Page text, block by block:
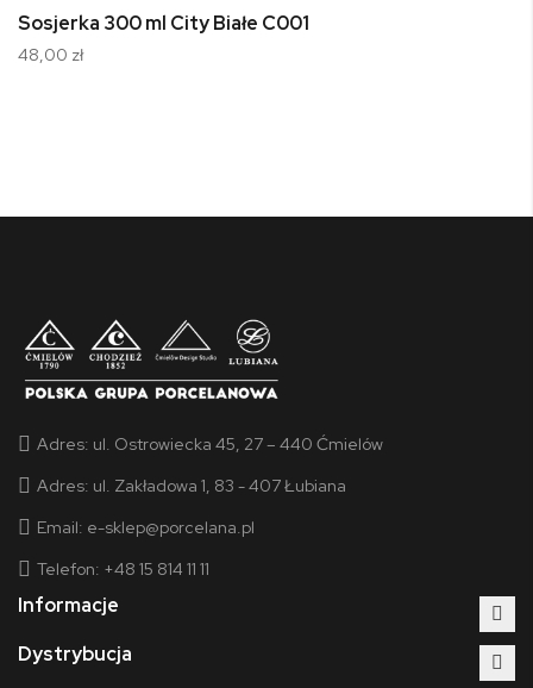
Sosjerka 300 ml City Białe C001
48,00 zł
Adres: ul. Ostrowiecka 45, 27 – 440 Ćmielów
Adres: ul. Zakładowa 1, 83 - 407 Łubiana
Email: e-sklep@porcelana.pl
Telefon: +48 15 814 11 11
Informacje
Dystrybucja